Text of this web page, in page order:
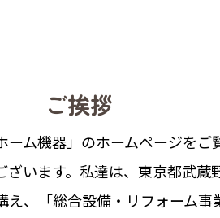
ご挨拶
ーム機器」のホームページをご
ざいます。私達は、東京都武蔵
、「総合設備・リフォーム事